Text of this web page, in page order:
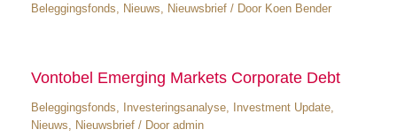
Beleggingsfonds Nieuws Nieuwsbrief/ Door Koen Bender
Vontobel Emerging Markets Corporate Debt
Beleggingsfonds Investeringsanalyse, Investment Update,
Nieuws
Nieuwsbrief/ Door admin